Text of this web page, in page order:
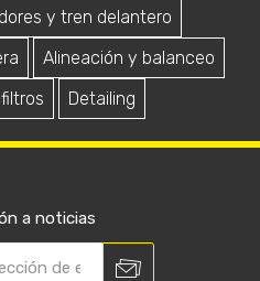
y tren delantero
Alineación y balanceo
Detailing
a noticias